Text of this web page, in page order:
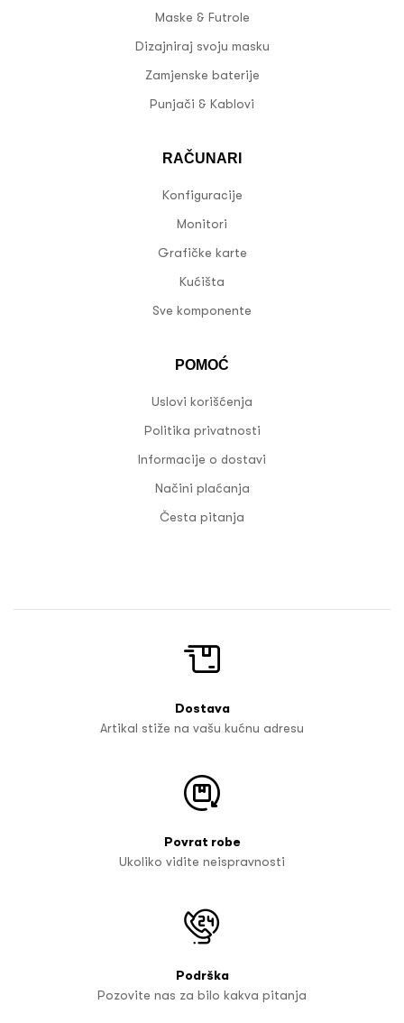
Maske & Futrole
Dizajniraj svoju masku
Zamjenske baterije
Punjači & Kablovi
RAČUNARI
Konfiguracije
Monitori
Grafičke karte
Kućišta
Sve komponente
POMOĆ
Uslovi korišćenja
Politika privatnosti
Informacije o dostavi
Načini plaćanja
Česta pitanja
Dostava
Artikal stiže na vašu kućnu adresu
Povrat robe
Ukoliko vidite neispravnosti
Podrška
Pozovite nas za bilo kakva pitanja